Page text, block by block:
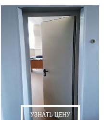
УЗНАТЬ ЦЕНУ